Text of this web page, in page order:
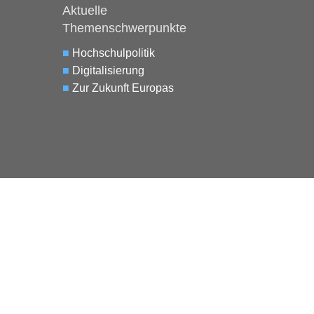
Aktuelle
Themenschwerpunkte
■ Hochschulpolitik
■ Digitalisierung
■ Zur Zukunft Europas